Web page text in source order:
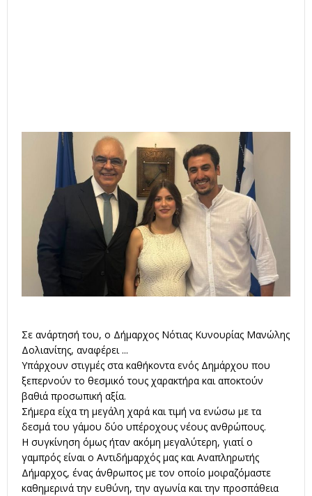
Σε ανάρτησή του, ο Δήμαρχος Νότιας Κυνουρίας Μανώλης
Δολιανίτης, αναφέρει ...
Υπάρχουν στιγμές στα καθήκοντα ενός Δημάρχου που
ξεπερνούν το θεσμικό τους χαρακτήρα και αποκτούν
βαθιά προσωπική αξία.
Σήμερα είχα τη μεγάλη χαρά και τιμή να ενώσω με τα
δεσμά του γάμου δύο υπέροχους νέους ανθρώπους.
Η συγκίνηση όμως ήταν ακόμη μεγαλύτερη, γιατί ο
γαμπρός είναι ο Αντιδήμαρχός μας και Αναπληρωτής
Δήμαρχος, ένας άνθρωπος με τον οποίο μοιραζόμαστε
καθημερινά την ευθύνη, την αγωνία και την προσπάθεια